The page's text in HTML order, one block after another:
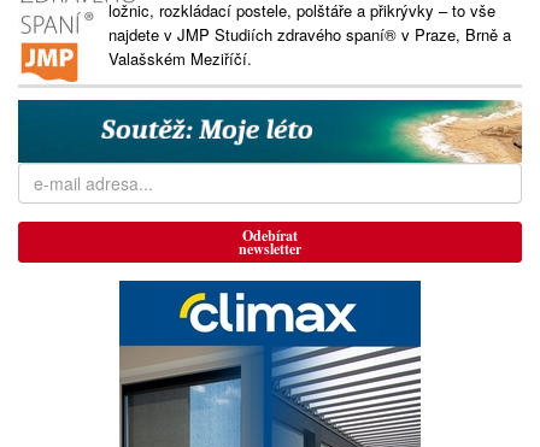
ložnic, rozkládací postele, polštáře a přikrývky – to vše
najdete v JMP Studiích zdravého spaní® v Praze, Brně a
Valašském Meziříčí.
Odebírat
newsletter